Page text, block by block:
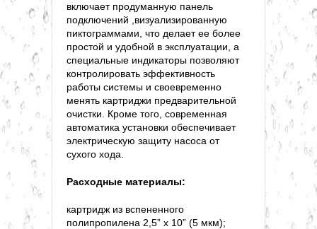
включает продуманную панель
подключений ,визуализированную
пиктограммами, что делает ее более
простой и удобной в эксплуатации, а
специальные индикаторы позволяют
контролировать эффективность
работы системы и своевременно
менять картриджи предварительной
очистки. Кроме того, современная
автоматика установки обеспечивает
электрическую защиту насоса от
сухого хода.
Расходные материалы:
картридж из вспененного
полипропилена 2,5” x 10” (5 мкм);